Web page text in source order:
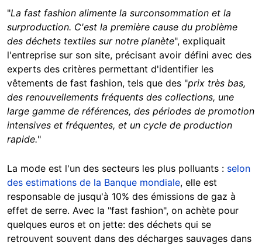
"La fast fashion alimente la surconsommation et la
surproduction. C'est la première cause du problème
des déchets textiles sur notre planète", expliquait
l'entreprise sur son site, précisant avoir défini avec des
experts des critères permettant d'identifier les
vêtements de fast fashion, tels que des "prix très bas,
des renouvellements fréquents des collections, une
large gamme de références, des périodes de promotion
intensives et fréquentes, et un cycle de production
rapide."
La mode est l'un des secteurs les plus polluants : selon
des estimations de la Banque mondiale, elle est
responsable de jusqu'à 10% des émissions de gaz à
effet de serre. Avec la "fast fashion", on achète pour
quelques euros et on jette: des déchets qui se
retrouvent souvent dans des décharges sauvages dans